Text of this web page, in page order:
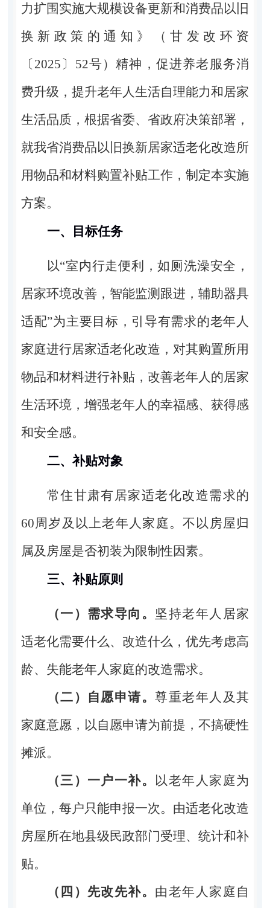
力扩围实施大规模设备更新和消费品以旧
换新政策的通知》（甘发改环资
〔 2025 〕 52号）精神，促进养老服务消
费升级，提升老年人生活自理能力和居家
生活品质，根据省委、省政府决策部署，
就我省消费品以旧换新居家适老化改造所
用物品和材料购置补贴工作，制定本实施
方案。
一、目标任务
以“室内行走便利，如厕洗澡安全，
居家环境改善，智能监测跟进，辅助器具
适配”为主要目标，引导有需求的老年人
家庭进行居家适老化改造，对其购置所用
物品和材料进行补贴，改善老年人的居家
生活环境，增强老年人的幸福感、获得感
和安全感。
二、补贴对象
常住甘肃有居家适老化改造需求的
60周岁及以上老年人家庭。不以房屋归
属及房屋是否初装为限制性因素。
三、补贴原则
（一）需求导向。 坚持老年人居家
适老化需要什么、改造什么，优先考虑高
龄、失能老年人家庭的改造需求。
（二）自愿申请。尊重老年人及其
家庭意愿，以自愿申请为前提，不搞硬性
摊派。
（三）一户一补。
以老年人家庭为
单位，每户只能申报一次。由适老化改造
房屋所在地县级民政部门受理、统计和补
贴。
（四）先改先补。 由老年人家庭自